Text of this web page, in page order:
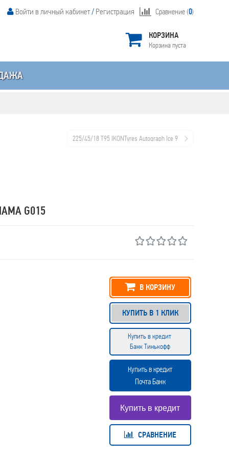
Сравнение (0)
Войти в личный кабинет/ Регистрация
КОРЗИНА
Корзина пуста
225/45/18 T95 IKONTyres Autograph Ice 9
G015
В КОРЗИНУ
КУПИТЬ В 1 КЛИК
Купить в кредит
Банк Тинькофф
Купить в кредит
Почта Банк
СРАВНЕНИЕ